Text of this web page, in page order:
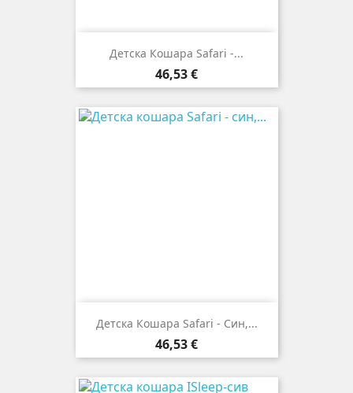
Детска Кошара Safari -...
Цена
46,53 €
Детска Кошара Safari - Син,...
Цена
46,53 €